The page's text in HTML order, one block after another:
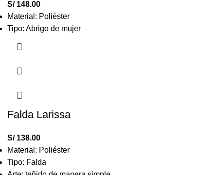
S/148.00
Material: Poliéster
Tipo: Abrigo de mujer
Falda Larissa
S/138.00
Material: Poliéster
Tipo: Falda